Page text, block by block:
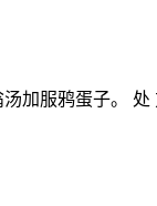
服鸦蛋子。 处